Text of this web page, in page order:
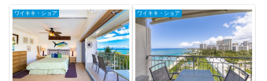
ワイキキ・ショア ワイキキ・ショア